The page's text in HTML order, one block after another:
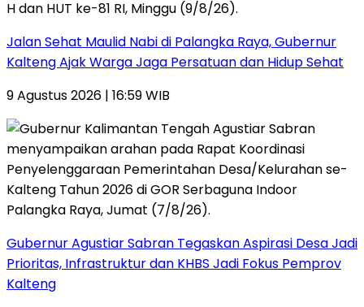
Jalan Sehat Maulid Nabi di Palangka Raya, Gubernur
Kalteng Ajak Warga Jaga Persatuan dan Hidup Sehat
9 Agustus 2026 | 16:59 WIB
Gubernur Agustiar Sabran Tegaskan Aspirasi Desa Jadi
Prioritas, Infrastruktur dan KHBS Jadi Fokus Pemprov
Kalteng